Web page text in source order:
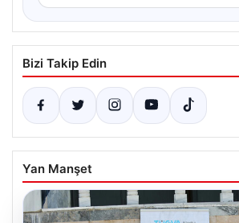
Bizi Takip Edin
Yan Manşet